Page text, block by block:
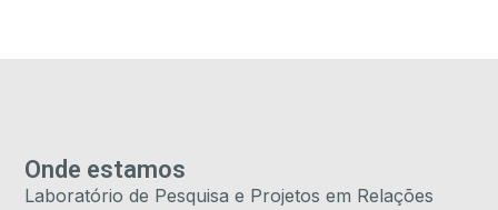
Onde estamos
Laboratório de Pesquisa e Projetos em Relações